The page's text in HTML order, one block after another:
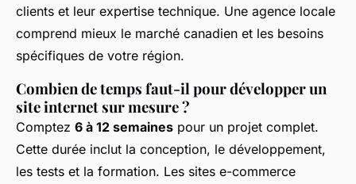
clients et leur expertise technique. Une agence locale
comprend mieux le marché canadien et les besoins
spécifiques de votre région.
Combien de temps faut-il pour développer un
site internet sur mesure ?
Comptez 6 à 12 semaines pour un projet complet.
Cette durée inclut la conception, le développement,
les tests et la formation. Les sites e-commerce